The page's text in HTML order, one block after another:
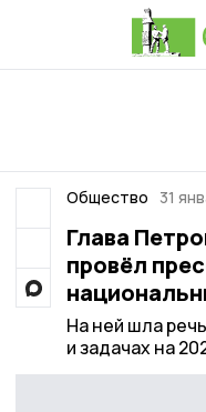
Общество 31
Глава
провёл
На ней шла
и задачах на